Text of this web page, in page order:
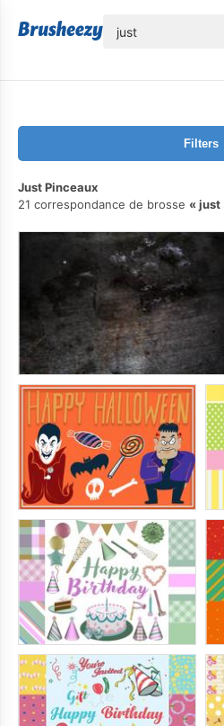
Filters
Just Pinceaux
21 correspondance de brosse
just